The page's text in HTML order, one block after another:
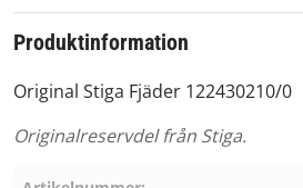
Produktinformation
Original Stiga Fjäder 122430210/0
Originalreservdel från Stiga.